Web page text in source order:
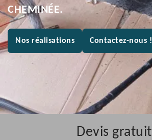
CHEMINÉE.
Nos réalisations Contactez-nous !
Devis gratuit